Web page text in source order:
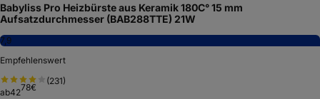
Babyliss Pro Heizbürste aus Keramik 180C° 15 mm
Aufsatzdurchmesser (BAB288TTE) 21W
7,9
Empfehlenswert
(231)
ab4278€